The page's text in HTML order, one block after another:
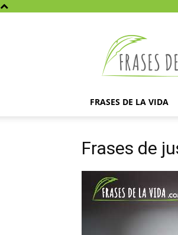
FRASES DE LA VIDA
Frases de